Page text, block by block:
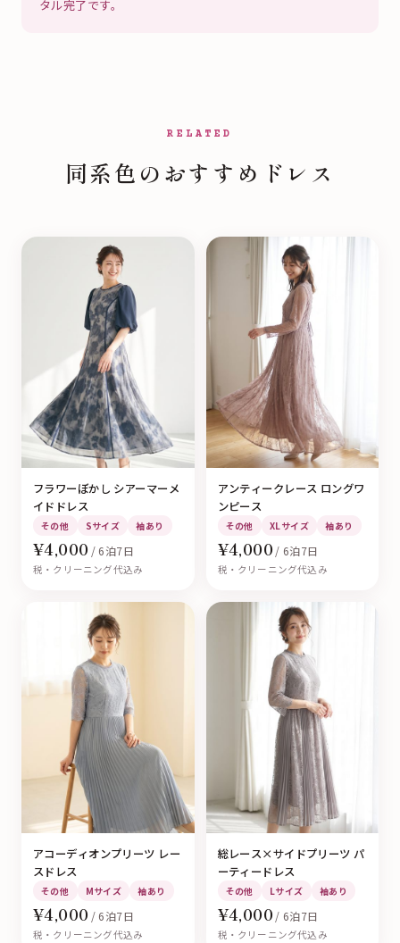
タル完了です。
RELATED
同系色のおすすめドレス
フラワーぼかし シアーマーメ
イドドレス
その他 Sサイズ 袖あり
¥4,000 / 6泊7日
税・クリーニング代込み
アンティークレース ロングワ
ンピース
その他 XLサイズ 袖あり
¥4,000 / 6泊7日
税・クリーニング代込み
アコーディオンプリーツ レー
スドレス
その他 Mサイズ 袖あり
¥4,000 / 6泊7日
税・クリーニング代込み
総レース×サイドプリーツ パ
ーティードレス
その他 Lサイズ 袖あり
¥4,000 / 6泊7日
税・クリーニング代込み